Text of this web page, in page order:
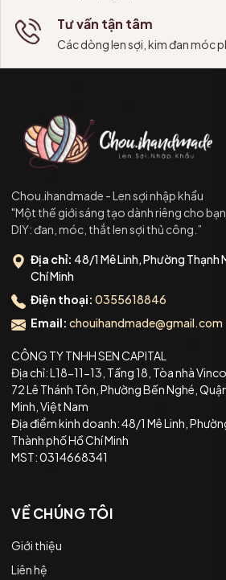
Tư vấn tận tâm
Các dòng len sợi, kim đan móc
Chou.ihandmade - Len sợi nhập khẩu
"Một thế giới sáng tạo dành riêng cho bạn.
DIY: đan, móc, thắt len sợi thủ công.”
Địa chỉ: 48/1 Mê Linh, Phường Thạnh
Chí Minh
Điện thoại: 0355618846
Email: chouihandmade@gmail.com
CÔNG TY TNHH SEN CAPITAL
Địa chỉ: L18-11-13, Tầng 18, Tòa nhà
72 Lê Thánh Tôn, Phường Bến Nghé,
Minh, Việt Nam
Địa điểm kinh doanh: 48/1 Mê Linh,
Thành phố Hồ Chí Minh
MST: 0314668341
VỀ CHÚNG TÔI
Giới thiệu
Liên hệ